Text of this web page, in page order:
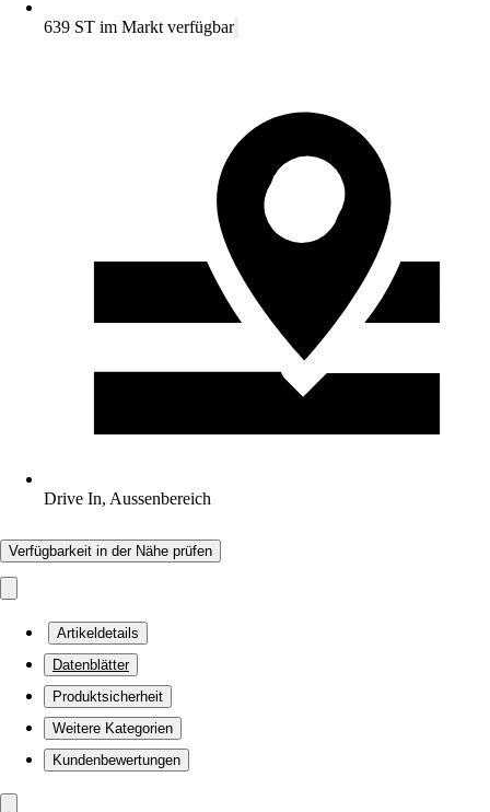
639 ST im Markt verfügbar
Drive In, Aussenbereich
Verfügbarkeit in der Nähe prüfen
Artikeldetails
Datenblätter
Produktsicherheit
Weitere Kategorien
Kundenbewertungen